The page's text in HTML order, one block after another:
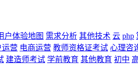
户体验地图 需求分析 其他技术 云 php
运营 电商运营 教师资格证考试 心理咨
建造师考试 学前教育 其他教育 初中